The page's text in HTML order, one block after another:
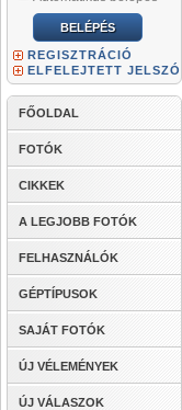
REGISZTRÁCIÓ
ELFELEJTETT JELSZÓ
FŐOLDAL
FOTÓK
CIKKEK
A LEGJOBB FOTÓK
FELHASZNÁLÓK
GÉPTÍPUSOK
SAJÁT FOTÓK
ÚJ VÉLEMÉNYEK
ÚJ VÁLASZOK